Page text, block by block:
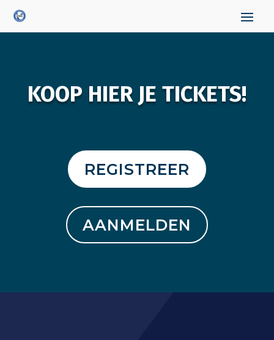
KOOP HIER JE TICKETS!
REGISTREER
AANMELDEN